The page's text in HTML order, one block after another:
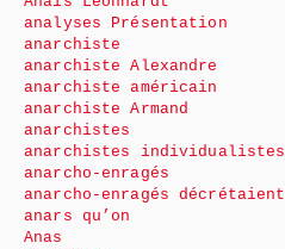
analyses Présentation
anarchiste
anarchiste Alexandre
anarchiste américain
anarchiste Armand
anarchistes
anarchistes individualistes
anarcho-enragés
anarcho-enragés décrétaient
anars qu’on
Anas